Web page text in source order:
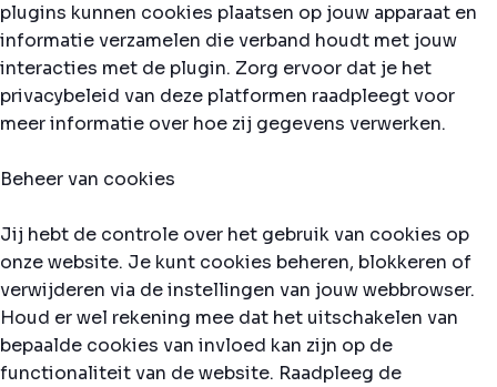
plugins kunnen cookies plaatsen op jouw apparaat en
informatie verzamelen die verband houdt met jouw
interacties met de plugin. Zorg ervoor dat je het
privacybeleid van deze platformen raadpleegt voor
meer informatie over hoe zij gegevens verwerken.
Beheer van cookies
Jij hebt de controle over het gebruik van cookies op
onze website. Je kunt cookies beheren, blokkeren of
verwijderen via de instellingen van jouw webbrowser.
Houd er wel rekening mee dat het uitschakelen van
bepaalde cookies van invloed kan zijn op de
functionaliteit van de website. Raadpleeg de